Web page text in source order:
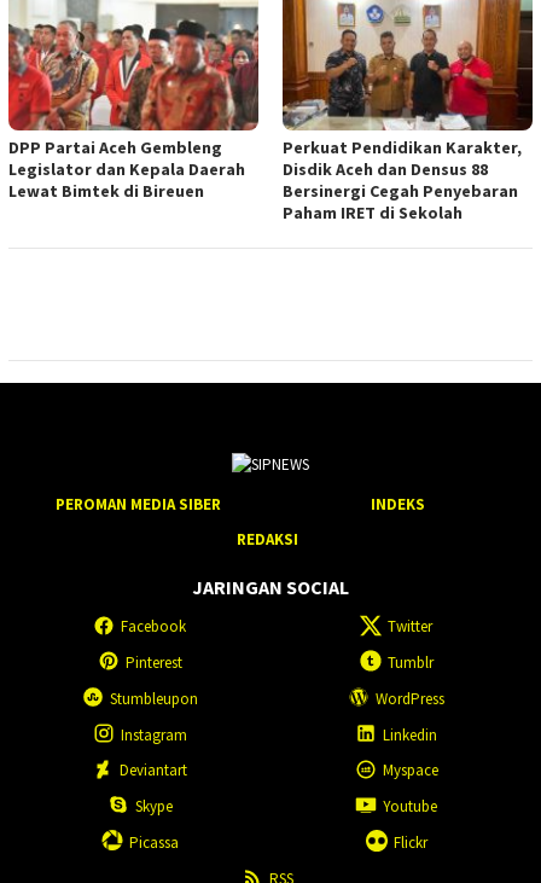
DPP Partai Aceh Gembleng
Legislator dan Kepala Daerah
Lewat Bimtek di Bireuen
Perkuat Pendidikan Karakter,
Disdik Aceh dan Densus 88
Bersinergi Cegah Penyebaran
Paham IRET di Sekolah
PEROMAN MEDIA SIBER
INDEKS
REDAKSI
JARINGAN SOCIAL
Facebook
Twitter
Pinterest
Tumblr
Stumbleupon
WordPress
Instagram
Linkedin
Deviantart
Myspace
Skype
Youtube
Picassa
Flickr
RSS